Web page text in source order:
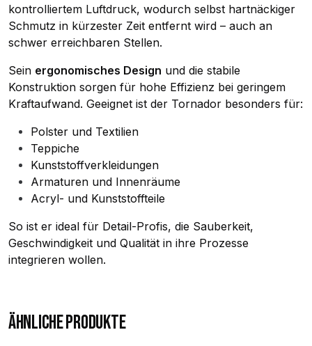
kontrolliertem Luftdruck, wodurch selbst hartnäckiger
Schmutz in kürzester Zeit entfernt wird – auch an
schwer erreichbaren Stellen.
Sein ergonomisches Design und die stabile
Konstruktion sorgen für hohe Effizienz bei geringem
Kraftaufwand. Geeignet ist der Tornador besonders für:
Polster und Textilien
Teppiche
Kunststoffverkleidungen
Armaturen und Innenräume
Acryl- und Kunststoffteile
So ist er ideal für Detail-Profis, die Sauberkeit,
Geschwindigkeit und Qualität in ihre Prozesse
integrieren wollen.
ÄHNLICHE PRODUKTE